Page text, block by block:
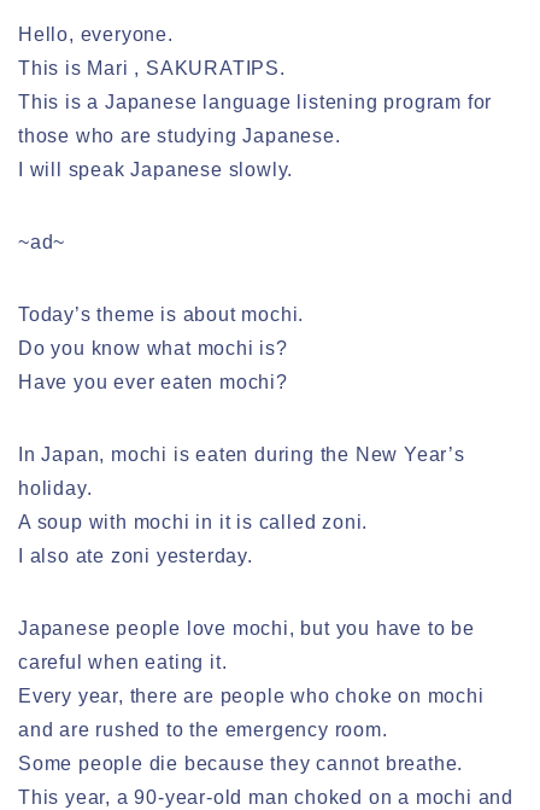
Hello, everyone.
This is Mari , SAKURATIPS.
This is a Japanese language listening program for
those who are studying Japanese.
I will speak Japanese slowly.
~ad~
Today’s theme is about mochi.
Do you know what mochi is?
Have you ever eaten mochi?
In Japan, mochi is eaten during the New Year’s
holiday.
A soup with mochi in it is called zoni.
I also ate zoni yesterday.
Japanese people love mochi, but you have to be
careful when eating it.
Every year, there are people who choke on mochi
and are rushed to the emergency room.
Some people die because they cannot breathe.
This year, a 90-year-old man choked on a mochi and